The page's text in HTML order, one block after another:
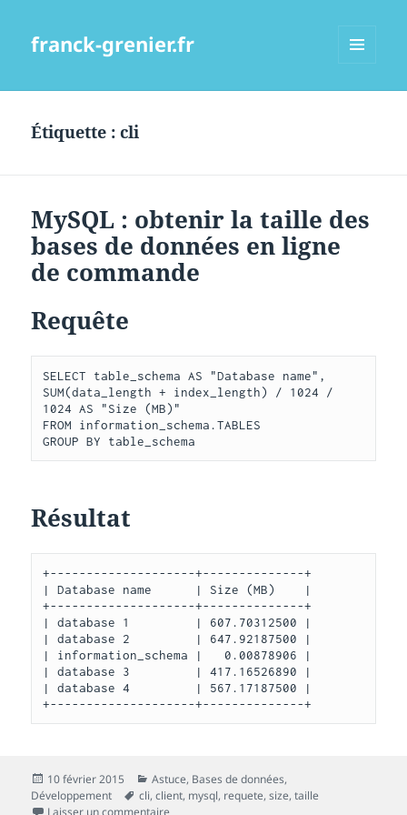
franck-grenier.fr
Étiquette :cli
MySQL : obtenir la taille des
bases de données en ligne
de commande
Requête
SELECT table_schema AS "Database name",
SUM(data_length + index_length) / 1024 /
1024 AS "Size (MB)"
FROM information_schema.TABLES
GROUP BY table_schema
Résultat
+--------------------+--------------+
| Database name      | Size (MB)    |
+--------------------+--------------+
| database 1         | 607.70312500 |
| database 2         | 647.92187500 |
| information_schema |   0.00878906 |
| database 3         | 417.16526890 |
| database 4         | 567.17187500 |
+--------------------+--------------+
Publié
le
10 février 2015 Catégories
Astuce, Bases de données,
Développement
Mots-
clés
cli,client, mysql, requete,size,taille
Laisser un commentaire